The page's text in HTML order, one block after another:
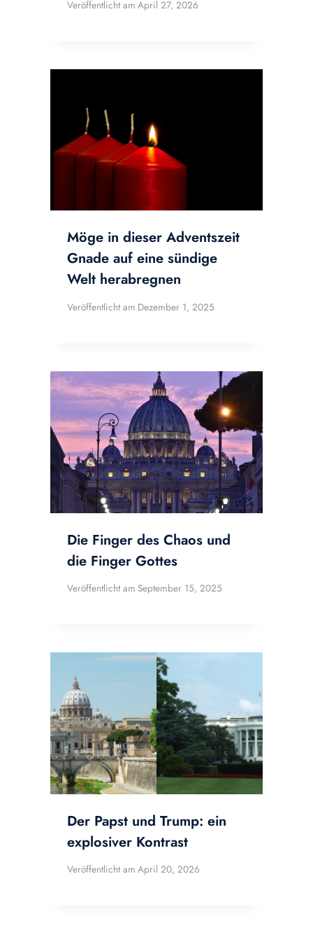
Veröffentlicht am April 27, 2026
Möge in dieser Adventszeit
Gnade auf eine sündige
Welt herabregnen
Veröffentlicht am Dezember 1, 2025
Die Finger des Chaos und
die Finger Gottes
Veröffentlicht am September 15, 2025
Der Papst und Trump: ein
explosiver Kontrast
Veröffentlicht am April 20, 2026